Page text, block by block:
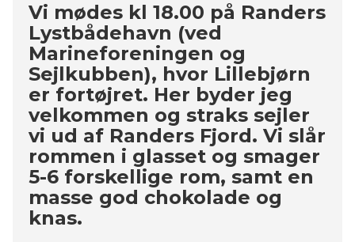
Vi mødes kl 18.00 på Randers
Lystbådehavn (ved
Marineforeningen og
Sejlkubben), hvor Lillebjørn
er fortøjret. Her byder jeg
velkommen og straks sejler
vi ud af Randers Fjord. Vi slår
rommen i glasset og smager
5-6 forskellige rom, samt en
masse god chokolade og
knas.